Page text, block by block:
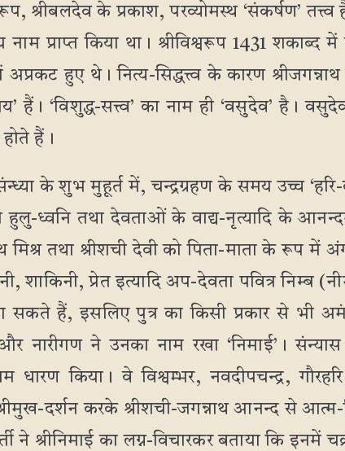
श्रीबलदेव के प्रकाश, परव्योमस्थ ‘संकर्षण’ तत्त्व
प्राप्त किया था। श्रीविश्वरूप 1431 शकाब्द
अप्रकट हुए थे। नित्य-सिद्धत्त्व के कारण
हैं। ‘विशुद्ध-सत्त्व’ का नाम ही ‘वसुदेव’ है।
होते हैं।
के शुभ मुहूर्त में, चन्द्रग्रहण के समय उच्च
हुलु-ध्वनि तथा देवताओं के वाद्य-नृत्यादि के
मिश्र तथा श्रीशची देवी को पिता-माता के रूप में
शाकिनी, प्रेत इत्यादि अप-देवता पवित्र निम्ब
हैं, इसलिए पुत्र का किसी प्रकार से भी
नारीगण ने उनका नाम रखा ‘निमाई’।
धारण किया। वे विश्वम्भर, नवदीपचन्द्र, गौरहरि
श्रीमुख-दर्शन करके श्रीशची-जगन्नाथ आनन्द से
ने श्रीनिमाई का लग्न-विचारकर बताया कि इनमें